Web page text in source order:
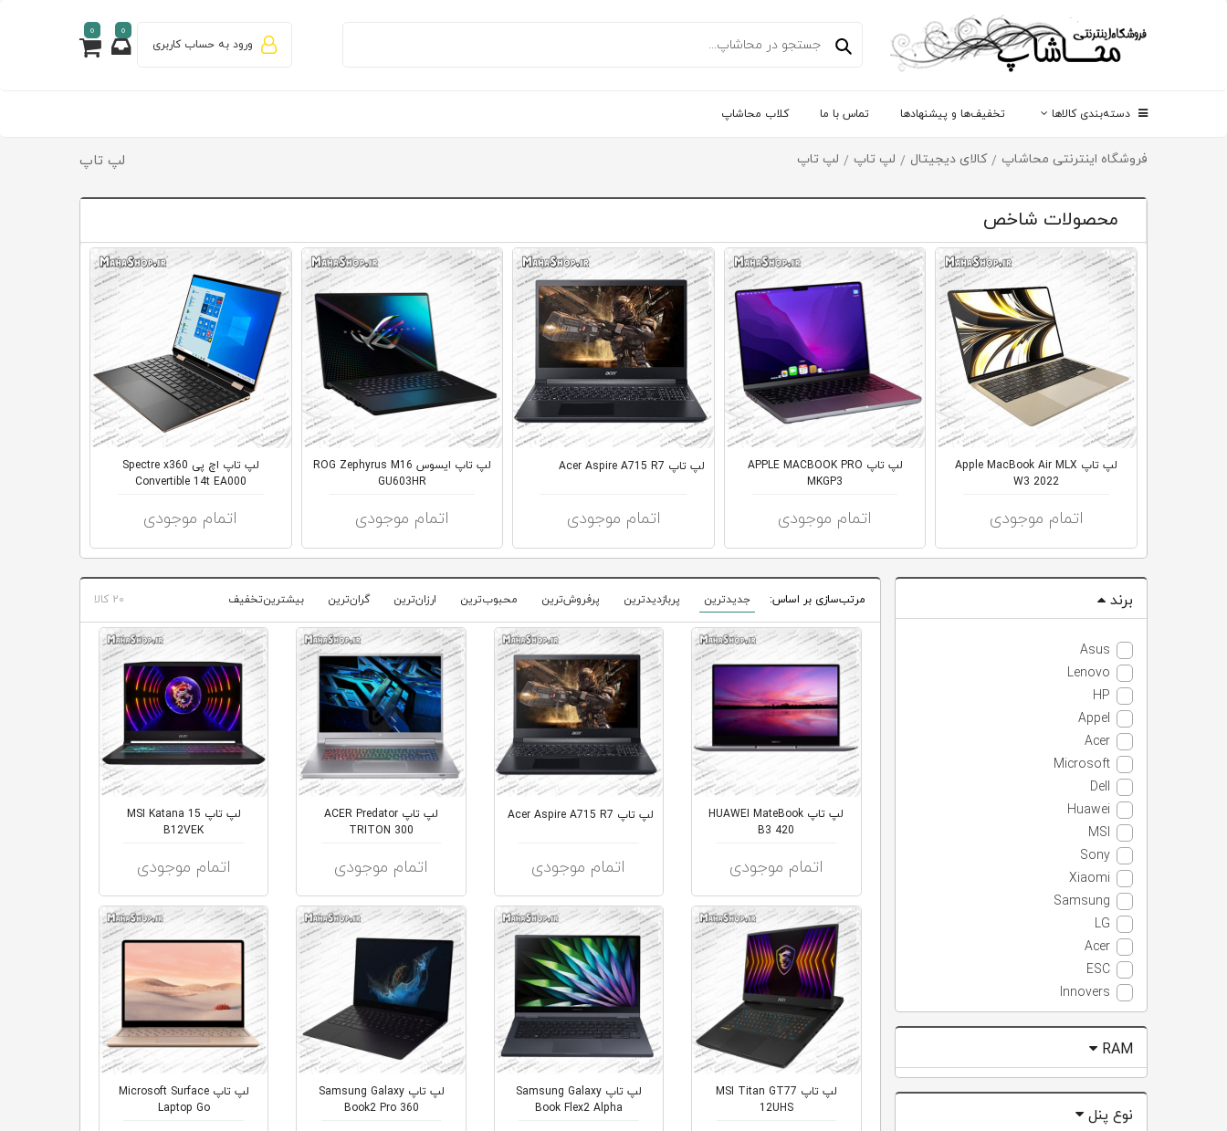
ورود به حساب کاربری
0
0
دسته‌بندی کالاها تخفیف‌ها و پیشنهادها تماس با ما کلاب محاشاپ
فروشگاه اینترنتی محاشاپ / کالای دیجیتال / لپ تاپ / لپ تاپ لپ تاپ
محصولات شاخص
لپ تاپ Apple MacBook Air MLX
W3 2022
اتمام موجودی
لپ تاپ APPLE MACBOOK PRO
MKGP3
اتمام موجودی
لپ تاپ Acer Aspire A715 R7
اتمام موجودی
لپ تاپ ایسوس ROG Zephyrus M16
GU603HR
اتمام موجودی
لپ تاپ اچ پی Spectre x360
Convertible 14t EA000
اتمام موجودی
برند
Asus
Lenovo
HP
Appel
Acer
Microsoft
Dell
Huawei
MSI
Sony
Xiaomi
Samsung
LG
Acer
ESC
Innovers
RAM
نوع پنل
مرتب‌سازی بر اساس: جدیدترین پربازدیدترین پرفروش‌ترین محبوب‌ترین ارزان‌ترین گران‌ترین بیشترین‌تخفیف 20 کالا
لپ تاپ HUAWEI MateBook
B3 420
اتمام موجودی
لپ تاپ Acer Aspire A715 R7
اتمام موجودی
لپ تاپ ACER Predator
TRITON 300
اتمام موجودی
لپ تاپ MSI Katana 15
B12VEK
اتمام موجودی
لپ تاپ MSI Titan GT77
12UHS
لپ تاپ Samsung Galaxy
Book Flex2 Alpha
لپ تاپ Samsung Galaxy
Book2 Pro 360
لپ تاپ Microsoft Surface
Laptop Go